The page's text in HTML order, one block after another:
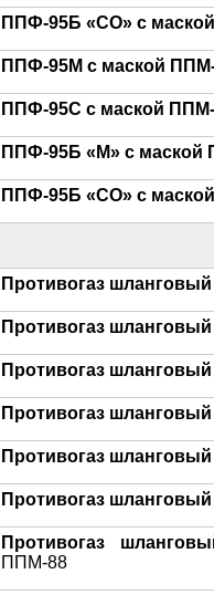
ППФ-95Б «СО» с
ППФ-95М с маской
ППФ-95С с маской
ППФ-95Б «М» с маской
ППФ-95Б «СО» с
Противогаз
Противогаз
Противогаз
Противогаз
Противогаз
Противогаз
Противогаз
ППМ-88